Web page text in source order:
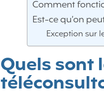
Comment
Est-ce qu’on
Exception sur
Quels sont